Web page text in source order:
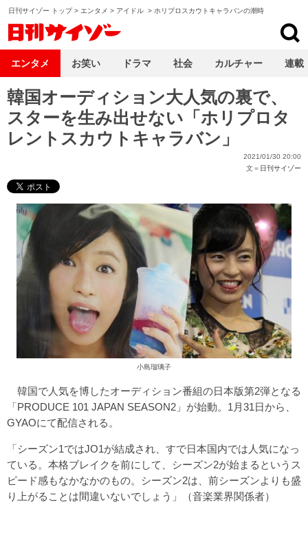
日刊サイゾー トップ> エンタメ > アイドル > ホリプロスカウトキャラバンの潮時
韓国オーディション大人気の裏で、
スターを生み出せない「ホリプロタ
レントスカウトキャラバン」
2021/01/30 20:00
文＝ 日刊サイゾー
小島瑠璃子
韓国で人気を博したオーディション番組の日本版第2弾となる
「PRODUCE 101 JAPAN SEASON2」が始動。1月31日から、
GYAOにて配信される。
「シーズン1ではJO1が結成され、すで日本国内では人気になっ
ている。本格ブレイクを前にして、シーズン2が始まるというス
ピード感もなかなかのもの。シーズン2は、前シーズンよりも盛
り上がることは間違いないでしょう」（音楽業界関係者）
エンタメ お笑い ドラマ 社会 カルチャー 連載